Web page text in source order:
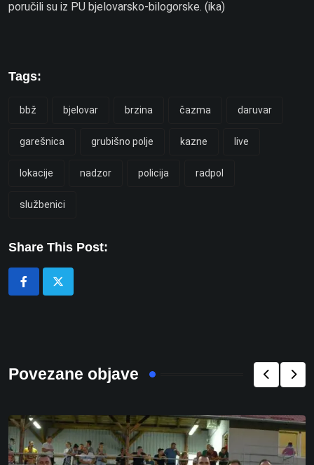
poručili su iz PU bjelovarsko-bilogorske. (ika)
Tags:
bbž bjelovar brzina čazma daruvar
garešnica grubišno polje kazne live
lokacije nadzor policija radpol
službenici
Share This Post:
Povezane objave